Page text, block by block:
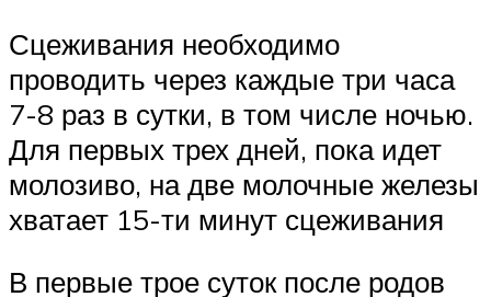
Сцеживания необходимо
проводить через каждые три часа
7-8 раз в сутки, в том числе ночью.
Для первых трех дней, пока идет
молозиво, на две молочные железы
хватает 15-ти минут сцеживания
В первые трое суток после родов